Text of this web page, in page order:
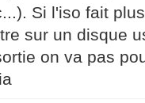
Si l'iso fait
sur un disque
on va pas